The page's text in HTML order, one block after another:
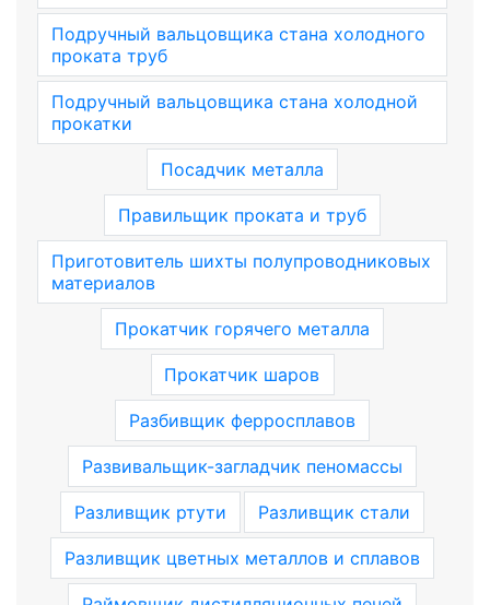
Подручный вальцовщика стана холодного
проката труб
Подручный вальцовщика стана холодной
прокатки
Посадчик металла
Правильщик проката и труб
Приготовитель шихты полупроводниковых
материалов
Прокатчик горячего металла
Прокатчик шаров
Разбивщик ферросплавов
Развивальщик-загладчик пеномассы
Разливщик ртути Разливщик стали
Разливщик цветных металлов и сплавов